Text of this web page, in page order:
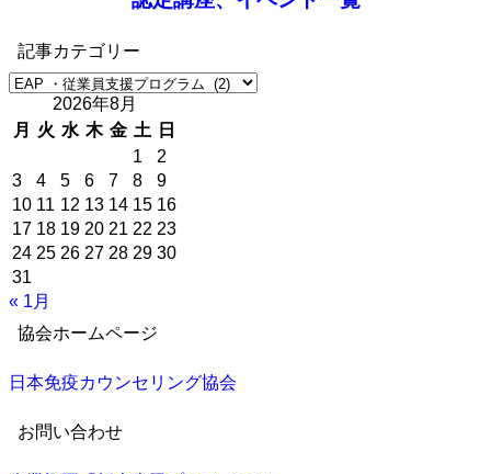
記事カテゴリー
記
カ
ゴ
リ
ー
2026年8月
月
火 水 木 金 土
日
1
2
3
4 5 6 7 8
9
10 11 12 13 14 15 16
17 18 19 20 21 22 23
24 25 26 27 28 29 30
31
« 1月
協会ホームページ
日本免疫カウンセリング協会
お問い合わせ